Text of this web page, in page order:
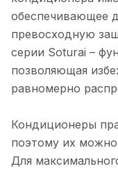
обеспечивающее
превосходную
серии Soturai –
позволяющая
равномерно
Кондиционеры
поэтому их
Для